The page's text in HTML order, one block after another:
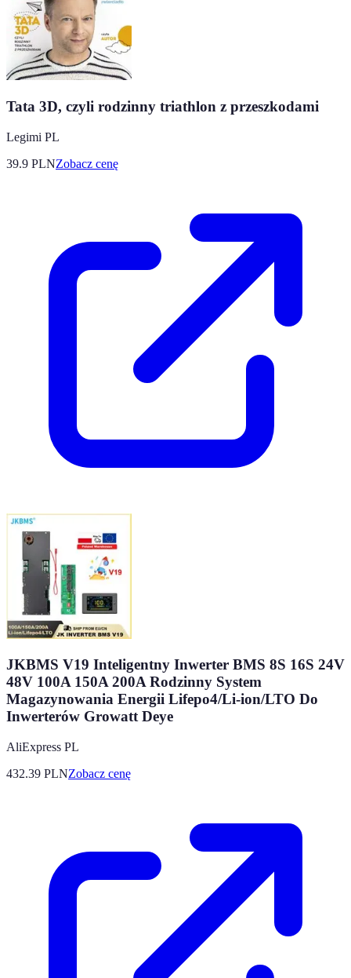
Tata 3D, czyli rodzinny triathlon z przeszkodami
Legimi PL
39.9 PLNZobacz cenę
JKBMS V19 Inteligentny Inwerter BMS 8S 16S 24V
48V 100A 150A 200A Rodzinny System
Magazynowania Energii Lifepo4/Li-ion/LTO Do
Inwerterów Growatt Deye
AliExpress PL
432.39 PLNZobacz cenę